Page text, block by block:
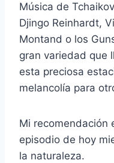
Música de
Djingo Reinhardt,
Montand o los
gran variedad que
esta preciosa
melancolía para
Mi recomendación
episodio de hoy
la naturaleza.